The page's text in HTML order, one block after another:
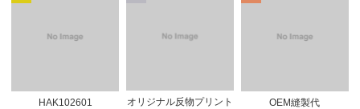
HAK102601
オリジナル反物プリント
OEM縫製代